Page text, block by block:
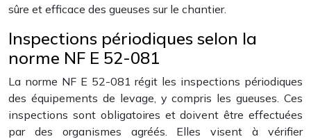
sûre et efficace des gueuses sur le chantier.
Inspections périodiques selon la
norme NF E 52-081
La norme NF E 52-081 régit les inspections périodiques
des équipements de levage, y compris les gueuses. Ces
inspections sont obligatoires et doivent être effectuées
par des organismes agréés. Elles visent à vérifier